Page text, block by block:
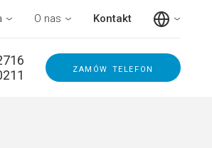
O nas Kontakt
zamów telefon